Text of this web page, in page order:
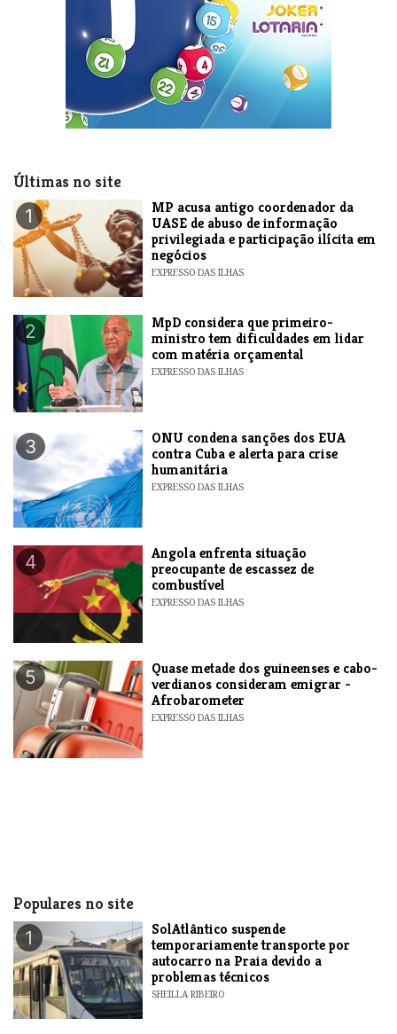
Últimas no site
1
MP acusa antigo coordenador da
UASE de abuso de informação
privilegiada e participação ilícita em
negócios
EXPRESSO DAS ILHAS
2
MpD considera que primeiro-
ministro tem dificuldades em lidar
com matéria orçamental
EXPRESSO DAS ILHAS
3
ONU condena sanções dos EUA
contra Cuba e alerta para crise
humanitária
EXPRESSO DAS ILHAS
4
Angola enfrenta situação
preocupante de escassez de
combustível
EXPRESSO DAS ILHAS
5
Quase metade dos guineenses e cabo-
verdianos consideram emigrar -
Afrobarometer
EXPRESSO DAS ILHAS
Populares no site
1
SolAtlântico suspende
temporariamente transporte por
autocarro na Praia devido a
problemas técnicos
SHEILLA RIBEIRO